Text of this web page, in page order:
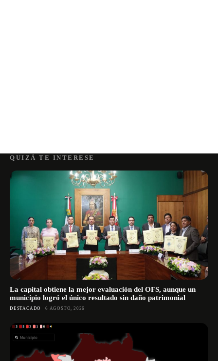
QUIZÁ TE INTERESE
La capital obtiene la mejor evaluación del OFS, aunque un
municipio logró el único resultado sin daño patrimonial
DESTACADO 6 AGOSTO, 2026